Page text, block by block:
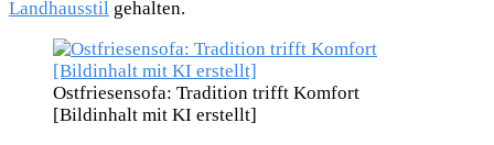
Landhausstil gehalten.
Ostfriesensofa: Tradition trifft Komfort
[Bildinhalt mit KI erstellt]